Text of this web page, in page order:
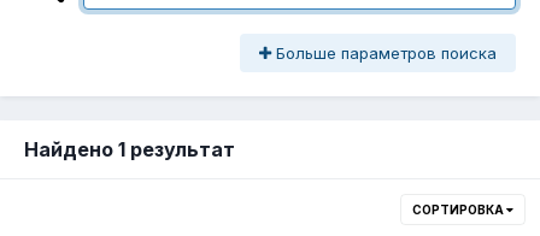
Больше параметров поиска
Найдено 1 результат
СОРТИРОВКА